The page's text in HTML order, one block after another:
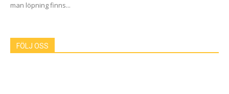
man löpning finns...
FÖLJ OSS